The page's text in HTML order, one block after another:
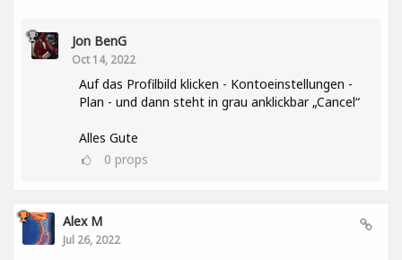
Jon BenG
Oct 14, 2022
Auf das Profilbild klicken - Kontoeinstellungen -
Plan - und dann steht in grau anklickbar „Cancel“
Alles Gute
0 props
Alex M
Jul 26, 2022